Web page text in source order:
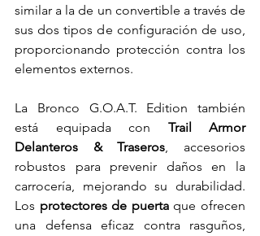
similar a la de un convertible a través de
sus dos tipos de configuración de uso,
proporcionando protección contra los
elementos externos.
La Bronco G.O.A.T. Edition también
está equipada con Trail Armor
Delanteros & Traseros, accesorios
robustos para prevenir daños en la
carrocería, mejorando su durabilidad.
Los protectores de puerta que ofrecen
una defensa eficaz contra rasguños,